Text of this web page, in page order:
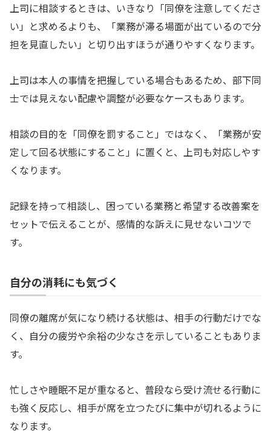
上司に相談するときは、いきなり「同僚を注意してくださ
い」と求めるよりも、「業務が滞る場面が出ているので分
担を見直したい」と切り出すほうが通りやすくなります。
上司は本人の事情を把握している場合もあるため、部下同
士では見えない配慮や調整が必要なケースもあります。
相談の目的を「同僚を罰すること」ではなく、「業務が安
定して回る状態にすること」に置くと、上司も対応しやす
くなります。
記録を持って相談し、困っている業務と希望する改善案を
セットで伝えることが、感情的な訴えに見せないコツで
す。
自分の消耗にも気づく
同僚の離席が気になり続ける状態は、相手の行動だけでな
く、自分の疲労や余裕の少なさを示していることもありま
す。
忙しさや睡眠不足が重なると、普段なら受け流せる行動に
も強く反応し、相手が席を立つたびに集中が切れるように
なります。